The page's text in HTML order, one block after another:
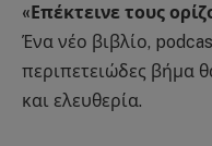
«Επέκτεινε τους
Ένα νέο βιβλίο,
περιπετειώδες βήμα
και ελευθερία.